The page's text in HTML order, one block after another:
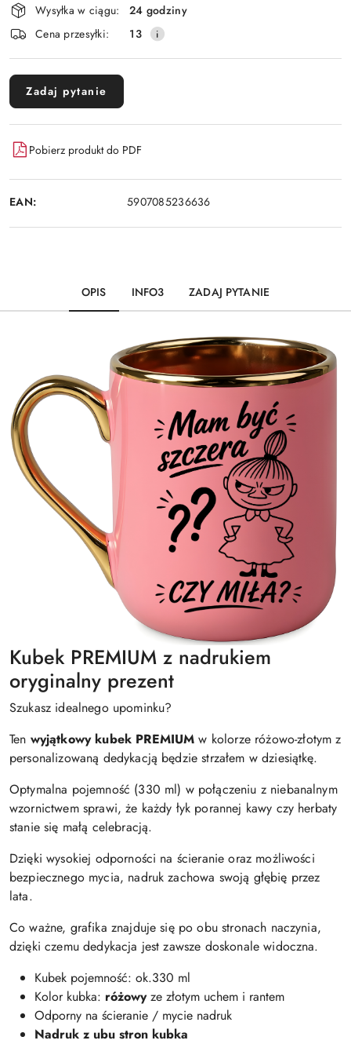
i
dostawa
Wysyłka w ciągu:
24 godziny
Cena przesyłki:
13
Zadaj pytanie
Pobierz produkt do PDF
EAN: 5907085236636
OPIS INFO3 ZADAJ PYTANIE
Kubek PREMIUM z nadrukiem
oryginalny prezent
Szukasz idealnego upominku?
Ten wyjątkowy kubek PREMIUM w kolorze różowo-złotym z
personalizowaną dedykacją będzie strzałem w dziesiątkę.
Optymalna pojemność (330 ml) w połączeniu z niebanalnym
wzornictwem sprawi, że każdy łyk porannej kawy czy herbaty
stanie się małą celebracją.
Dzięki wysokiej odporności na ścieranie oraz możliwości
bezpiecznego mycia, nadruk zachowa swoją głębię przez
lata.
Co ważne, grafika znajduje się po obu stronach naczynia,
dzięki czemu dedykacja jest zawsze doskonale widoczna.
Kubek pojemność: ok.330 ml
Kolor kubka: różowyze złotym uchem i rantem
Odporny na ścieranie / mycie nadruk
Nadruk z ubu stron kubka